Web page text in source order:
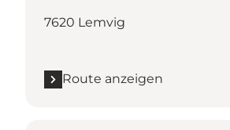
7620 Lemvig
Route anzeigen